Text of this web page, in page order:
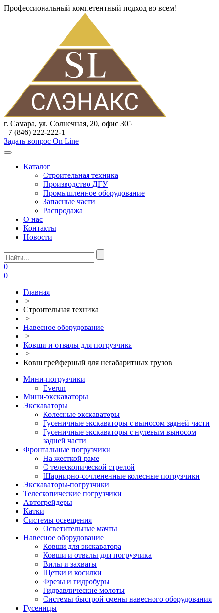
Профессиональный компетентный подход во всем!
г. Самара, ул. Солнечная, 20, офис 305
+7 (846) 222-222-1
Задать вопрос On Line
Каталог
Строительная техника
Производство ДГУ
Промышленное оборудование
Запасные части
Распродажа
О нас
Контакты
Новости
0
0
Главная
>
Строительная техника
>
Навесное оборудование
>
Ковши и отвалы для погрузчика
>
Ковш грейферный для негабаритных грузов
Мини-погрузчики
Everun
Мини-экскаваторы
Экскаваторы
Колесные экскаваторы
Гусеничные экскаваторы с выносом задней части
Гусеничные экскаваторы с нулевым выносом
задней части
Фронтальные погрузчики
На жесткой раме
С телескопической стрелой
Шарнирно-сочлененные колесные погрузчики
Экскаваторы-погрузчики
Телескопические погрузчики
Автогрейдеры
Катки
Системы освещения
Осветительные мачты
Навесное оборудование
Ковши для экскаватора
Ковши и отвалы для погрузчика
Вилы и захваты
Щетки и косилки
Фрезы и гидробуры
Гидравлические молоты
Системы быстрой смены навесного оборудования
Гусеницы